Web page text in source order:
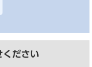
ください